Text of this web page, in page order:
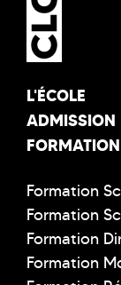
L'ÉCOLE
ADMISSION
FORMATION
Formation
Formation
Formation
Formation